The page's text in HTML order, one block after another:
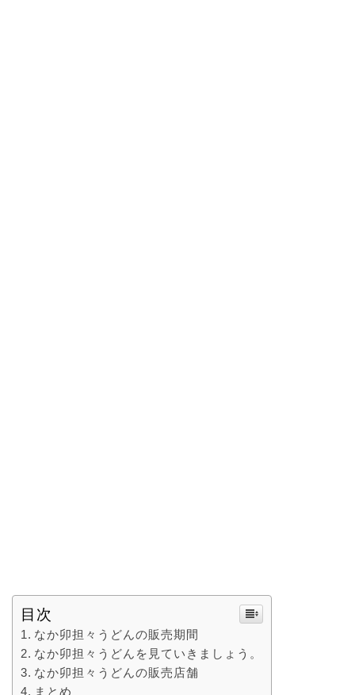
目次
なか卯担々うどんの販売期間
なか卯担々うどんを見ていきましょう。
なか卯担々うどんの販売店舗
まとめ